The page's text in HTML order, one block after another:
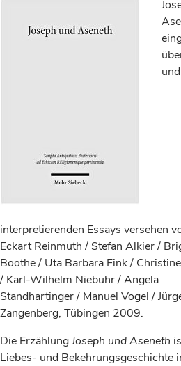
interpretierenden Essays versehen
Eckart Reinmuth / Stefan Alkier /
Boothe / Uta Barbara Fink /
/ Karl-Wilhelm Niebuhr / Angela
Standhartinger / Manuel Vogel /
Zangenberg, Tübingen 2009.
Die ErzählungJoseph und Aseneth
Liebes- und Bekehrungsgeschichte